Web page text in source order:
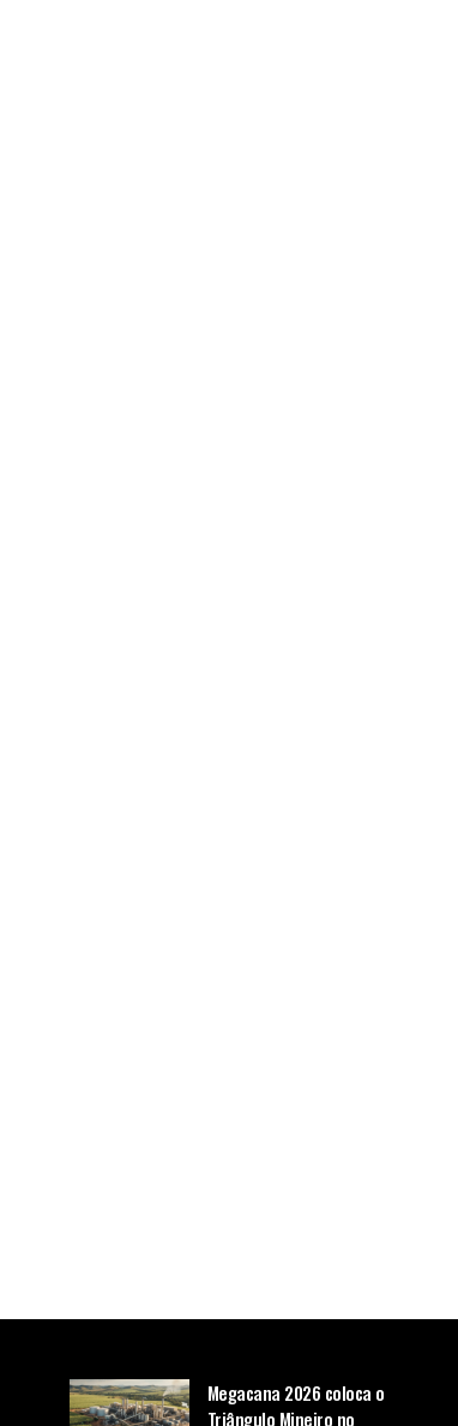
Megacana 2026 coloca o
Triângulo Mineiro no